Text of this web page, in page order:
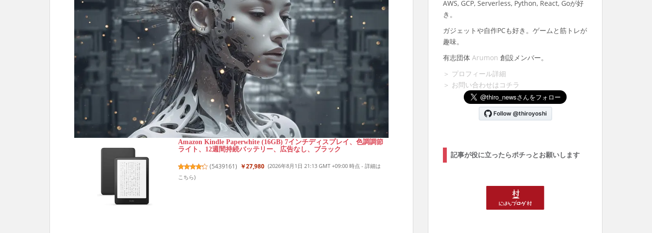
Amazon Kindle Paperwhite (16GB) 7インチディスプレイ、色調調節
ライト、12週間持続バッテリー、広告なし、ブラック
(5439161) ￥27,980 (2026年8月1日 21:13 GMT +09:00 時点 - 詳細は
こちら)
AWS, GCP, Serverless, Python, React, Goが好
き。
ガジェットや自作PCも好き。ゲームと筋トレが
趣味。
有志団体 Arumon 創設メンバー。
＞ プロフィール詳細
＞ お問い合わせはコチラ
記事が役に立ったらポチっとお願いします